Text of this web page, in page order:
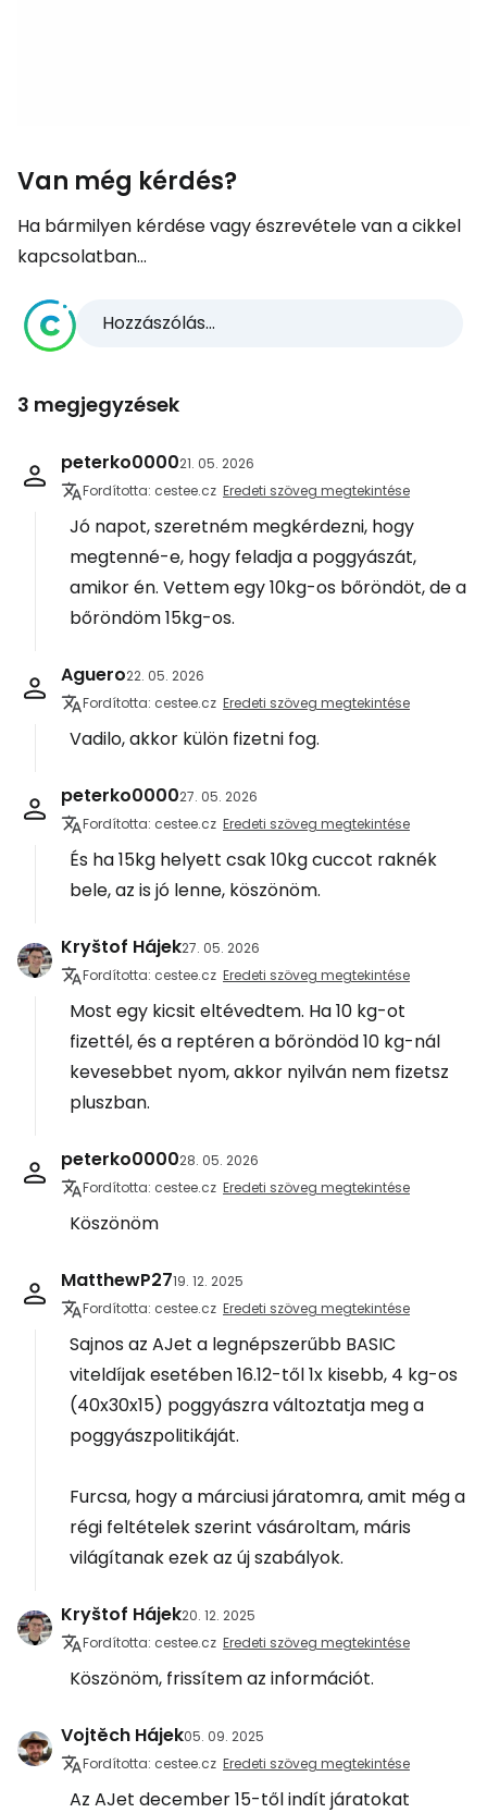
Van még kérdés?
Ha bármilyen kérdése vagy észrevétele van a cikkel
kapcsolatban...
Hozzászólás...
3 megjegyzések
peterko000021. 05. 2026
Fordította: cestee.cz Eredeti szöveg megtekintése
Jó napot, szeretném megkérdezni, hogy
megtenné-e, hogy feladja a poggyászát,
amikor én. Vettem egy 10kg-os bőröndöt, de a
bőröndöm 15kg-os.
Aguero22. 05. 2026
Fordította: cestee.cz Eredeti szöveg megtekintése
Vadilo, akkor külön fizetni fog.
peterko000027. 05. 2026
Fordította: cestee.cz Eredeti szöveg megtekintése
És ha 15kg helyett csak 10kg cuccot raknék
bele, az is jó lenne, köszönöm.
Kryštof Hájek27. 05. 2026
Fordította: cestee.cz Eredeti szöveg megtekintése
Most egy kicsit eltévedtem. Ha 10 kg-ot
fizettél, és a reptéren a bőröndöd 10 kg-nál
kevesebbet nyom, akkor nyilván nem fizetsz
pluszban.
peterko000028. 05. 2026
Fordította: cestee.cz Eredeti szöveg megtekintése
Köszönöm
MatthewP2719. 12. 2025
Fordította: cestee.cz Eredeti szöveg megtekintése
Sajnos az AJet a legnépszerűbb BASIC
viteldíjak esetében 16.12-től 1x kisebb, 4 kg-os
(40x30x15) poggyászra változtatja meg a
poggyászpolitikáját.
Furcsa, hogy a márciusi járatomra, amit még a
régi feltételek szerint vásároltam, máris
világítanak ezek az új szabályok.
Kryštof Hájek20. 12. 2025
Fordította: cestee.cz Eredeti szöveg megtekintése
Köszönöm, frissítem az információt.
Vojtěch Hájek05. 09. 2025
Fordította: cestee.cz Eredeti szöveg megtekintése
Az AJet december 15-től indít járatokat